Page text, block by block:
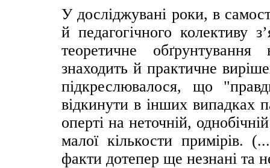
У досліджувані роки, в
й педагогічного колективу
теоретичне
знаходить й практичне
підкреслювалося, що
відкинути в інших випадках
оперті на неточній,
малої кількости примірів.
факти дотепер ще незнані та